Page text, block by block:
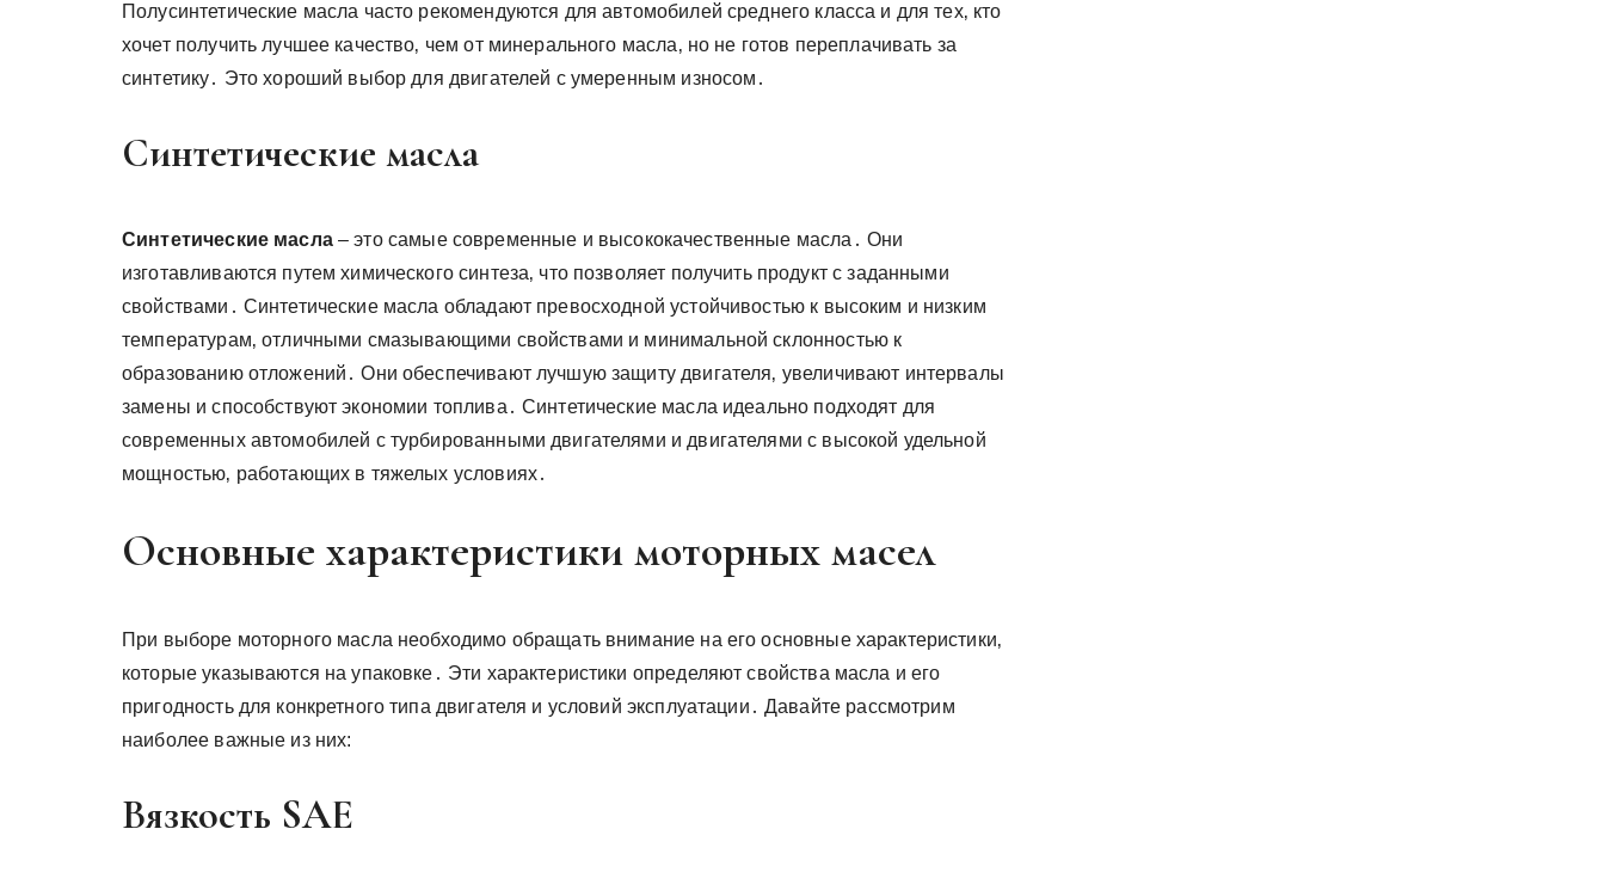
Полусинтетические масла часто рекомендуются для автомобилей среднего класса и для тех‚ кто
хочет получить лучшее качество‚ чем от минерального масла‚ но не готов переплачивать за
синтетику․ Это хороший выбор для двигателей с умеренным износом․
Синтетические масла
Синтетические масла– это самые современные и высококачественные масла․ Они
изготавливаются путем химического синтеза‚ что позволяет получить продукт с заданными
свойствами․ Синтетические масла обладают превосходной устойчивостью к высоким и низким
температурам‚ отличными смазывающими свойствами и минимальной склонностью к
образованию отложений․ Они обеспечивают лучшую защиту двигателя‚ увеличивают интервалы
замены и способствуют экономии топлива․ Синтетические масла идеально подходят для
современных автомобилей с турбированными двигателями и двигателями с высокой удельной
мощностью‚ работающих в тяжелых условиях․
Основные характеристики моторных масел
При выборе моторного масла необходимо обращать внимание на его основные характеристики‚
которые указываются на упаковке․ Эти характеристики определяют свойства масла и его
пригодность для конкретного типа двигателя и условий эксплуатации․ Давайте рассмотрим
наиболее важные из них:
Вязкость SAE